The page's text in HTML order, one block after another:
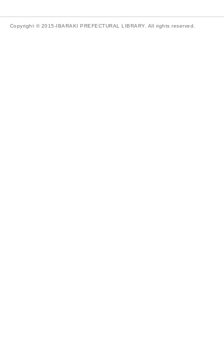
Copyright © 2015-IBARAKI PREFECTURAL LIBRARY. All rights reserved.